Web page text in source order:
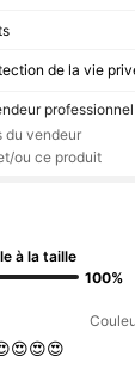
de la vie
professionnel
du vendeur
ou ce produit
à la taille
100%